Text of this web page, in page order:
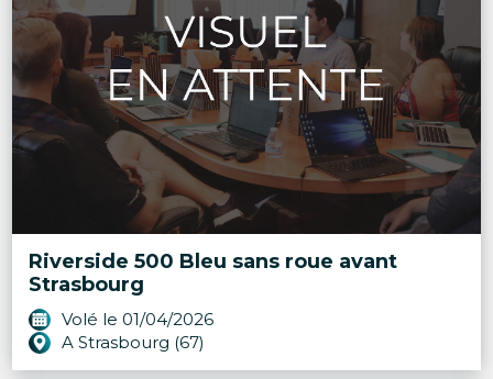
Riverside 500 Bleu sans roue avant
Strasbourg
Volé le 01/04/2026
A Strasbourg (67)